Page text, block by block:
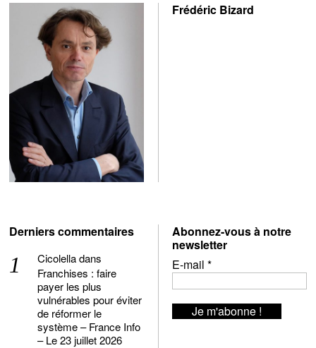
Frédéric Bizard
Derniers commentaires
Cicolelladans
Franchises : faire
payer les plus
vulnérables pour éviter
de réformer le
système – France Info
– Le 23 juillet 2026
Abonnez-vous à notre
newsletter
E-mail *